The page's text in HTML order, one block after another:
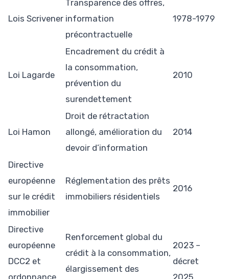
Lois Scrivener
Transparence des offres,
information
précontractuelle
1978-1979
Loi Lagarde
Encadrement du crédit à
la consommation,
prévention du
surendettement
2010
Loi Hamon
Droit de rétractation
allongé, amélioration du
devoir d’information
2014
Directive
européenne
sur le crédit
immobilier
Réglementation des prêts
immobiliers résidentiels
2016
Directive
européenne
DCC2 et
ordonnance
Renforcement global du
crédit à la consommation,
élargissement des
2023 –
décret
2025